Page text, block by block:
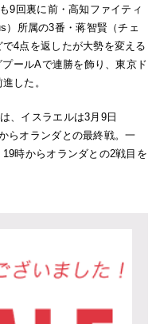
9回裏に前・高知ファイティ
）所属の3番・蒋智賢（チェ
4点を返したが大勢を変える
ールAで連勝を飾り、東京ド
した。
、イスラエルは3月9日
らオランダとの最終戦。一
時からオランダとの2戦目を